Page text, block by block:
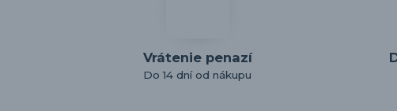
Vrátenie penazí
Do 14 dní od nákupu